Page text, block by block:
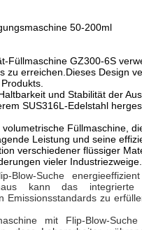
50-200ml
Füllmaschine GZ300-6S
zu erreichen.Dieses Design
und Stabilität der
SUS316L-Edelstahl
Füllmaschine,
Leistung und seine
verschiedener flüssiger
vieler Industriezweige.
Suche
kann das
zu
mit Flip-Blow-